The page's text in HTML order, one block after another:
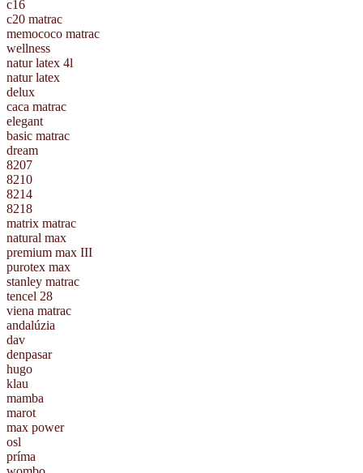
c16
c20 matrac
memococo matrac
wellness
natur latex 4l
natur latex
delux
caca matrac
elegant
basic matrac
dream
8207
8210
8214
8218
matrix matrac
natural max
premium max III
purotex max
stanley matrac
tencel 28
viena matrac
andalúzia
dav
denpasar
hugo
klau
mamba
marot
max power
osl
príma